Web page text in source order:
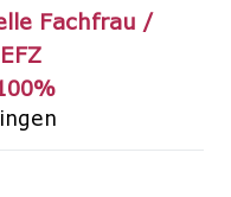
Fachfrau /